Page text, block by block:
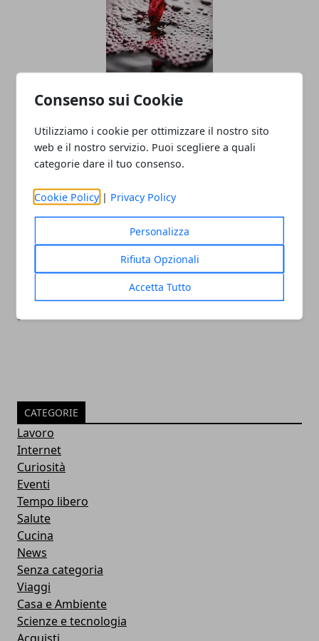
Consenso sui Cookie
Utilizziamo i cookie per ottimizzare il nostro sito
web e il nostro servizio. Puoi scegliere a quali
categorie dare il tuo consenso.
Cookie Policy | Privacy Policy
Personalizza
Rifiuta Opzionali
Accetta Tutto
Rischio Nascosto?
Torino: i negozi in città hanno un
CATEGORIE
Lavoro
Internet
Curiosità
Eventi
Tempo libero
Salute
Cucina
News
Senza categoria
Viaggi
Casa e Ambiente
Scienze e tecnologia